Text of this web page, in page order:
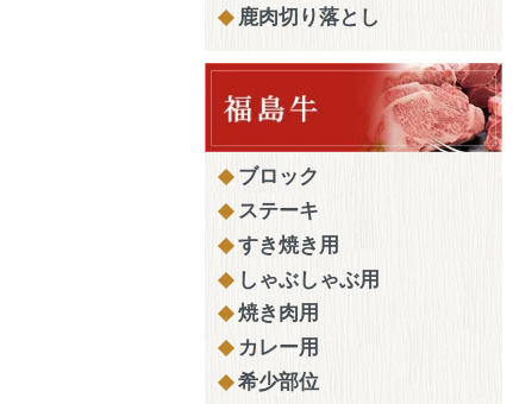
鹿肉切り落とし
ブロック
ステーキ
すき焼き用
しゃぶしゃぶ用
焼き肉用
カレー用
希少部位